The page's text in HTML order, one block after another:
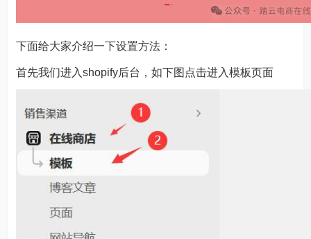
下面给大家介绍一下设置方法：
首先我们进入shopify后台，如下图点击进入模板页面